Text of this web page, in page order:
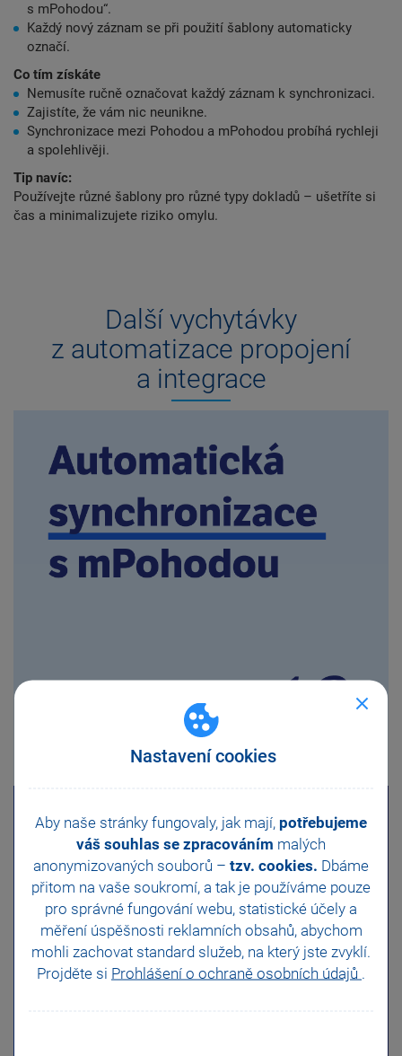
Nastavení cookies
Aby naše stránky fungovaly, jak mají, potřebujeme
váš souhlas se zpracováním malých
anonymizovaných souborů – tzv. cookies. Dbáme
přitom na vaše soukromí, a tak je používáme pouze
pro správné fungování webu, statistické účely a
měření úspěšnosti reklamních obsahů, abychom
mohli zachovat standard služeb, na který jste zvyklí.
Projděte si Prohlášení o ochraně osobních údajů .
s mPohodou“.
Každý nový záznam se při použití šablony automaticky
označí.
Co tím získáte
Nemusíte ručně označovat každý záznam k synchronizaci.
Zajistíte, že vám nic neunikne.
Synchronizace mezi Pohodou a mPohodou probíhá rychleji
a spolehlivěji.
Tip navíc:
Používejte různé šablony pro různé typy dokladů – ušetříte si
čas a minimalizujete riziko omylu.
Další vychytávky
z automatizace propojení
a integrace